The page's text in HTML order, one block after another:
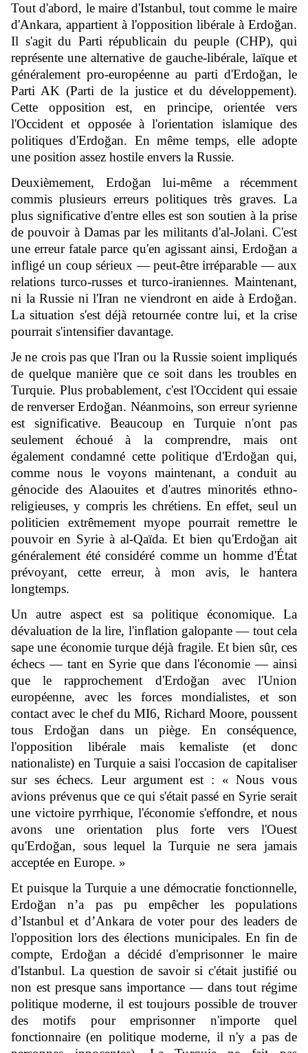
Tout d'abord, le maire d'Istanbul, tout comme le maire
d'Ankara, appartient à l'opposition libérale à Erdoğan.
Il s'agit du Parti républicain du peuple (CHP), qui
représente une alternative de gauche-libérale, laïque et
généralement pro-européenne au parti d'Erdoğan, le
Parti AK (Parti de la justice et du développement).
Cette opposition est, en principe, orientée vers
l'Occident et opposée à l'orientation islamique des
politiques d'Erdoğan. En même temps, elle adopte
une position assez hostile envers la Russie.
Deuxièmement, Erdoğan lui-même a récemment
commis plusieurs erreurs politiques très graves. La
plus significative d'entre elles est son soutien à la prise
de pouvoir à Damas par les militants d'al-Jolani. C'est
une erreur fatale parce qu'en agissant ainsi, Erdoğan a
infligé un coup sérieux — peut-être irréparable — aux
relations turco-russes et turco-iraniennes. Maintenant,
ni la Russie ni l'Iran ne viendront en aide à Erdoğan.
La situation s'est déjà retournée contre lui, et la crise
pourrait s'intensifier davantage.
Je ne crois pas que l'Iran ou la Russie soient impliqués
de quelque manière que ce soit dans les troubles en
Turquie. Plus probablement, c'est l'Occident qui essaie
de renverser Erdoğan. Néanmoins, son erreur syrienne
est significative. Beaucoup en Turquie n'ont pas
seulement échoué à la comprendre, mais ont
également condamné cette politique d'Erdoğan qui,
comme nous le voyons maintenant, a conduit au
génocide des Alaouites et d'autres minorités ethno-
religieuses, y compris les chrétiens. En effet, seul un
politicien extrêmement myope pourrait remettre le
pouvoir en Syrie à al-Qaïda. Et bien qu'Erdoğan ait
généralement été considéré comme un homme d'État
prévoyant, cette erreur, à mon avis, le hantera
longtemps.
Un autre aspect est sa politique économique. La
dévaluation de la lire, l'inflation galopante — tout cela
sape une économie turque déjà fragile. Et bien sûr, ces
échecs — tant en Syrie que dans l'économie — ainsi
que le rapprochement d'Erdoğan avec l'Union
européenne, avec les forces mondialistes, et son
contact avec le chef du MI6, Richard Moore, poussent
tous Erdoğan dans un piège. En conséquence,
l'opposition libérale mais kemaliste (et donc
nationaliste) en Turquie a saisi l'occasion de capitaliser
sur ses échecs. Leur argument est : « Nous vous
avions prévenus que ce qui s'était passé en Syrie serait
une victoire pyrrhique, l'économie s'effondre, et nous
avons une orientation plus forte vers l'Ouest
qu'Erdoğan, sous lequel la Turquie ne sera jamais
acceptée en Europe. »
Et puisque la Turquie a une démocratie fonctionnelle,
Erdoğan n’a pas pu empêcher les populations
d’Istanbul et d’Ankara de voter pour des leaders de
l'opposition lors des élections municipales. En fin de
compte, Erdoğan a décidé d'emprisonner le maire
d'Istanbul. La question de savoir si c'était justifié ou
non est presque sans importance — dans tout régime
politique moderne, il est toujours possible de trouver
des motifs pour emprisonner n'importe quel
fonctionnaire (en politique moderne, il n'y a pas de